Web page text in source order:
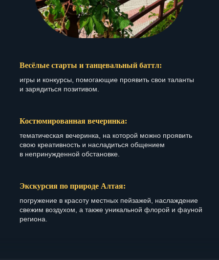
Весёлые старты и танцевальный баттл:
игры и конкурсы, помогающие проявить свои таланты
и зарядиться позитивом.
Костюмированная вечеринка:
тематическая вечеринка, на которой можно проявить
свою креативность и насладиться общением
в непринужденной обстановке.
Экскурсия по природе Алтая:
погружение в красоту местных пейзажей, наслаждение
свежим воздухом, а также уникальной флорой и фауной
региона.